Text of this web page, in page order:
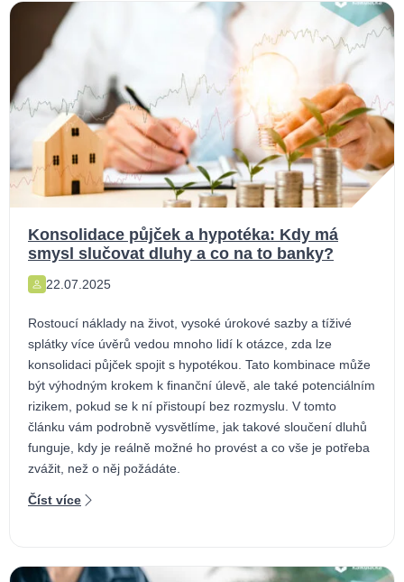
Konsolidace půjček a hypotéka: Kdy má
smysl slučovat dluhy a co na to banky?
22.07.2025
Rostoucí náklady na život, vysoké úrokové sazby a tíživé
splátky více úvěrů vedou mnoho lidí k otázce, zda lze
konsolidaci půjček spojit s hypotékou. Tato kombinace může
být výhodným krokem k finanční úlevě, ale také potenciálním
rizikem, pokud se k ní přistoupí bez rozmyslu. V tomto
článku vám podrobně vysvětlíme, jak takové sloučení dluhů
funguje, kdy je reálně možné ho provést a co vše je potřeba
zvážit, než o něj požádáte.
Číst více